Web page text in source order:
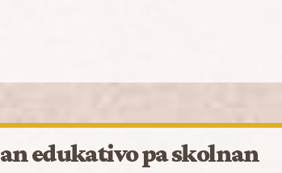
edukativo pa skolnan